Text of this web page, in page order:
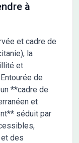
à
et cadre de
la
et
de
**cadre de
et
séduit par
des